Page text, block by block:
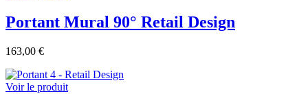
Portant Mural 90° Retail Design
163,00 €
Voir le produit